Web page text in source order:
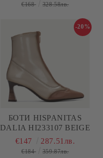
€168 328.58лв.
БОТИ HISPANITAS
DALIA HI233107 BEIGE
-20%
€147 287.51лв.
€184 359.87лв.